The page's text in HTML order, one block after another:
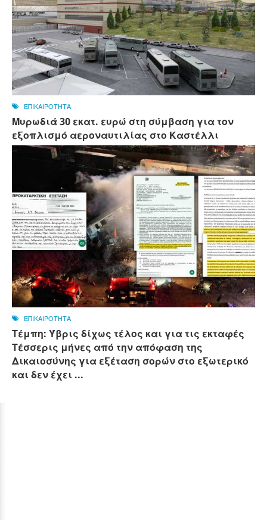
ΕΠΙΚΑΙΡΟΤΗΤΑ
Μυρωδιά 30 εκατ. ευρώ στη σύμβαση για τον
εξοπλισμό αεροναυτιλίας στο Καστέλλι
ΕΠΙΚΑΙΡΟΤΗΤΑ
Τέμπη: Ύβρις δίχως τέλος και για τις εκταφές
Τέσσερις μήνες από την απόφαση της
Δικαιοσύνης για εξέταση σορών στο εξωτερικό
και δεν έχει ...